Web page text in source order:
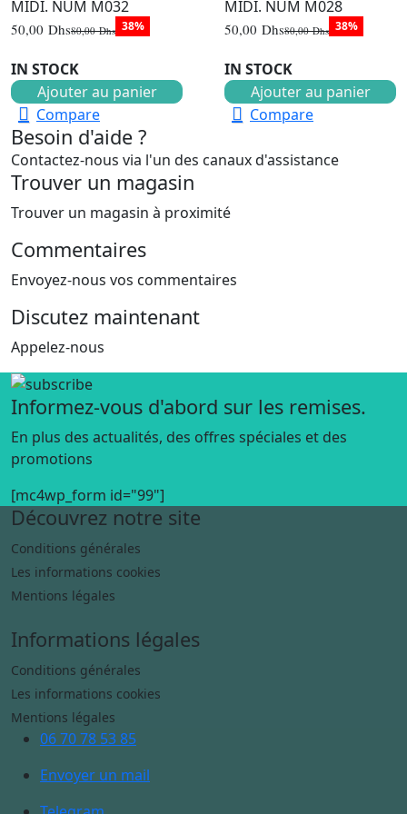
MIDI. NUM M032
80,00Dhs
Le
initial
était :
80,00 Dhs.
50,00 Dhs
Le
actuel
est :
50,00 Dhs.
38%
IN STOCK
Ajouter au panier
Compare
MIDI. NUM M028
80,00Dhs
Le
initial
était :
80,00 Dhs.
50,00 Dhs
Le
actuel
est :
50,00 Dhs.
38%
IN STOCK
Ajouter au panier
Compare
Besoin d'aide ?
Contactez-nous via l'un des canaux d'assistance
Trouver un magasin
Trouver un magasin à proximité
Commentaires
Envoyez-nous vos commentaires
Discutez maintenant
Appelez-nous
Informez-vous d'abord sur les remises.
En plus des actualités, des offres spéciales et des
promotions
[mc4wp_form id="99"]
Découvrez notre site
Conditions générales
Les informations cookies
Mentions légales
Informations légales
Conditions générales
Les informations cookies
Mentions légales
06 70 78 53 85
Envoyer un mail